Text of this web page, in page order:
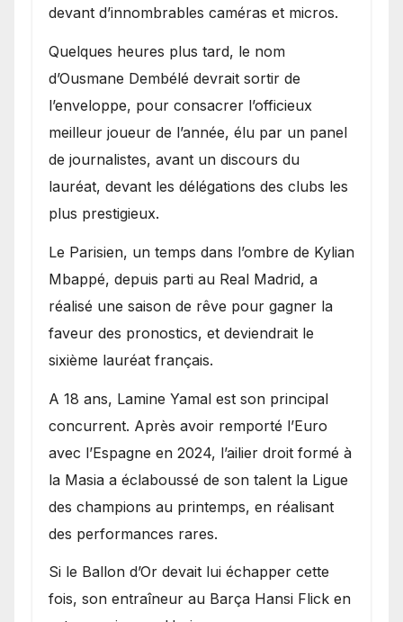
devant d’innombrables caméras et micros.
Quelques heures plus tard, le nom
d’Ousmane Dembélé devrait sortir de
l’enveloppe, pour consacrer l’officieux
meilleur joueur de l’année, élu par un panel
de journalistes, avant un discours du
lauréat, devant les délégations des clubs les
plus prestigieux.
Le Parisien, un temps dans l’ombre de Kylian
Mbappé, depuis parti au Real Madrid, a
réalisé une saison de rêve pour gagner la
faveur des pronostics, et deviendrait le
sixième lauréat français.
A 18 ans, Lamine Yamal est son principal
concurrent. Après avoir remporté l’Euro
avec l’Espagne en 2024, l’ailier droit formé à
la Masia a éclaboussé de son talent la Ligue
des champions au printemps, en réalisant
des performances rares.
Si le Ballon d’Or devait lui échapper cette
fois, son entraîneur au Barça Hansi Flick en